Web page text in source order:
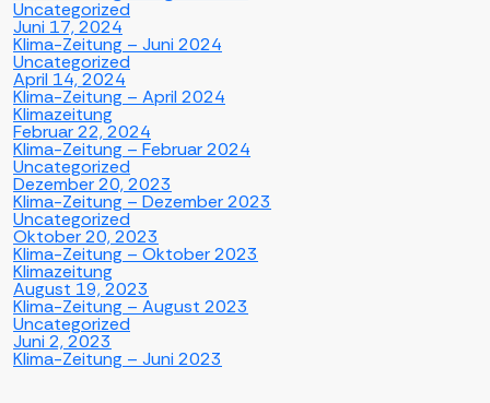
Uncategorized
Juni 17, 2024
Klima-Zeitung – Juni 2024
Uncategorized
April 14, 2024
Klima-Zeitung – April 2024
Klimazeitung
Februar 22, 2024
Klima-Zeitung – Februar 2024
Uncategorized
Dezember 20, 2023
Klima-Zeitung – Dezember 2023
Uncategorized
Oktober 20, 2023
Klima-Zeitung – Oktober 2023
Klimazeitung
August 19, 2023
Klima-Zeitung – August 2023
Uncategorized
Juni 2, 2023
Klima-Zeitung – Juni 2023